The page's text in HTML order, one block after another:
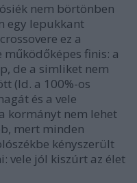
nem börtönben
egy lepukkant
crossovere ez a
működőképes finis: a
de a simliket nem
(ld. a 100%-os
és a vele
kormányt nem lehet
mert minden
kényszerült
vele jól kiszúrt az élet